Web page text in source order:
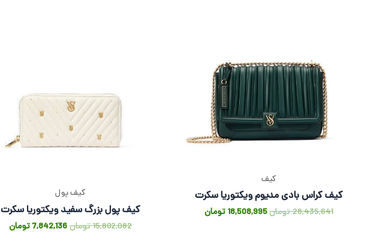
کیف
کیف کراس بادی مدیوم ویکتوریا سکرت
28,435,641تومان18,508,995تومان
کیف پول
کیف پول بزرگ سفید ویکتوریا سکرت
15,802,082تومان7,842,136 تومان